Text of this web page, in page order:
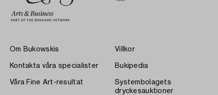
Om Bukowskis
Kontakta våra specialister
Våra Fine Art-resultat
Villkor
Bukipedia
Systembolagets
dryckesauktioner